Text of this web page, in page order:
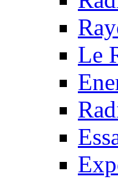
Le